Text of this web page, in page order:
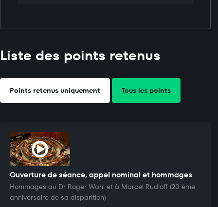
Liste des points retenus
Points retenus uniquement Tous les points
Ouverture de séance, appel nominal et hommages
Hommages au Dr Roger Wahl et à Marcel Rudloff (20 ème
anniversaire de sa disparition)